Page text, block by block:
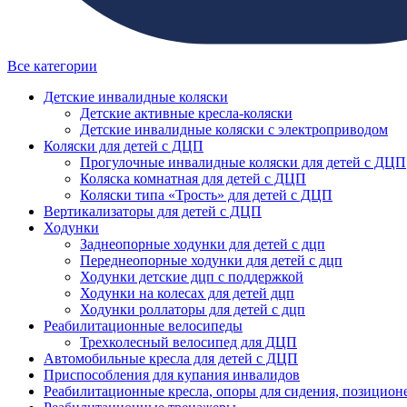
Все категории
Детские инвалидные коляски
Детские активные кресла-коляски
Детские инвалидные коляски с электроприводом
Коляски для детей с ДЦП
Прогулочные инвалидные коляски для детей с ДЦП
Коляска комнатная для детей с ДЦП
Коляски типа «Трость» для детей с ДЦП
Вертикализаторы для детей с ДЦП
Ходунки
Заднеопорные ходунки для детей с дцп
Переднеопорные ходунки для детей с дцп
Ходунки детские дцп с поддержкой
Ходунки на колесах для детей дцп
Ходунки роллаторы для детей с дцп
Реабилитационные велосипеды
Трехколесный велосипед для ДЦП
Автомобильные кресла для детей с ДЦП
Приспособления для купания инвалидов
Реабилитационные кресла, опоры для сидения,